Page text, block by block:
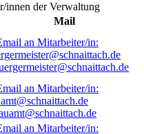
innen der Verwaltung
Mail